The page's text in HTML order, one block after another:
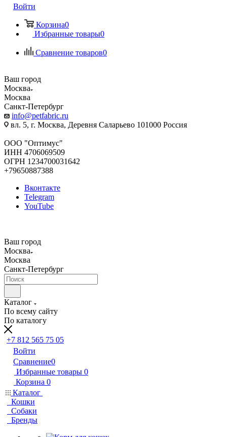
Войти
Корзина0
Избранные товары0
Сравнение товаров0
Ваш город
Москва
Москва
Санкт-Петербург
info@petfabric.ru
вл. 5, г. Москва, Деревня Саларьево 101000 Россия
ООО "Оптимус"
ИНН 4706069509
ОГРН 1234700031642
+79650887388
Вконтакте
Telegram
YouTube
Ваш город
Москва
Москва
Санкт-Петербург
Каталог
По всему сайту
По каталогу
+7 812 565 75 05
Войти
Сравнение0
Избранные товары 0
Корзина 0
Каталог
Кошки
Собаки
Бренды